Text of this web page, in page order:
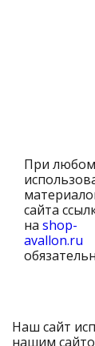
При любом
сайта
на shop-
avallon.ru
Наш сайт
нашим